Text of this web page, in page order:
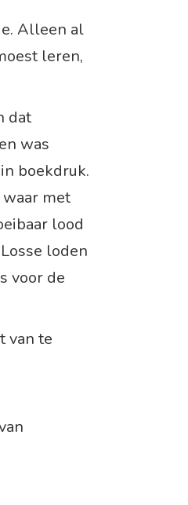
Alleen al
leren,
dat
was
boekdruk.
met
lood
loden
voor de
van te